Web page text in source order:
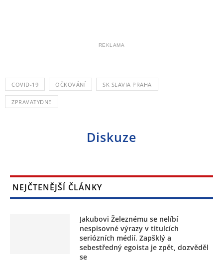
REKLAMA
COVID-19 OČKOVÁNÍ SK SLAVIA PRAHA
ZPRAVATYDNE
Diskuze
NEJČTENĚJŠÍ ČLÁNKY
Jakubovi Železnému se nelíbí
nespisovné výrazy v titulcích
seriózních médií. Zapšklý a
sebestředný egoista je zpět, dozvěděl
se